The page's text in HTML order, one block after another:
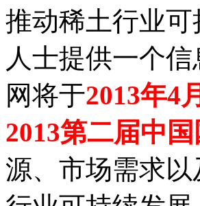
推动稀土行业
人士提供一个
网将于2013年4
2013第二届中
源、市场需求